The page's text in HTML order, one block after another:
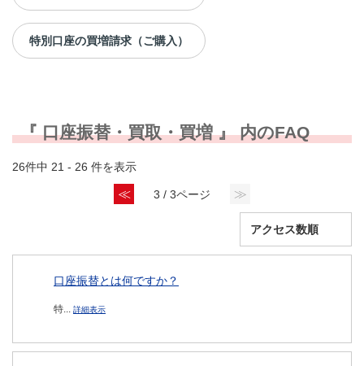
特別口座の買増請求（ご購入）
『 口座振替・買取・買増 』 内のFAQ
26件中 21 - 26 件を表示
≪ 3 / 3ページ ≫
口座振替とは何ですか？
特... 詳細表示